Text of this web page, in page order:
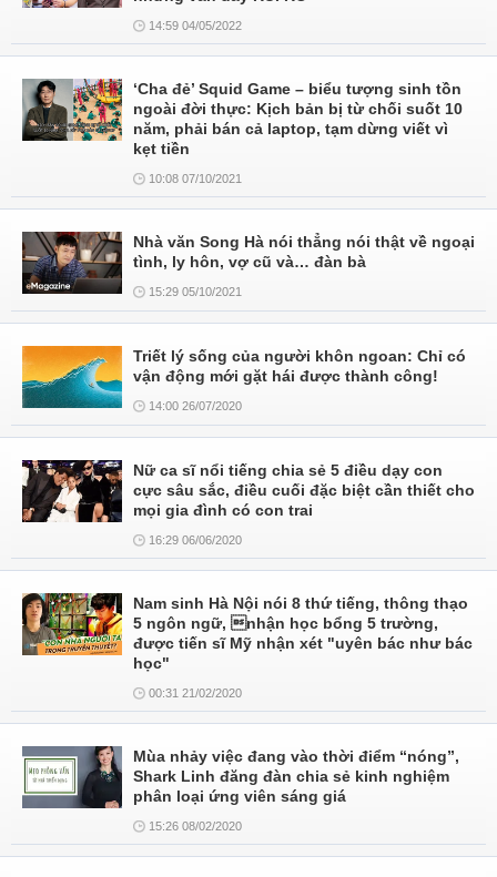
14:59 04/05/2022
‘Cha đẻ’ Squid Game – biểu tượng sinh tồn
ngoài đời thực: Kịch bản bị từ chối suốt 10
năm, phải bán cả laptop, tạm dừng viết vì
kẹt tiền
10:08 07/10/2021
Nhà văn Song Hà nói thẳng nói thật về ngoại
tình, ly hôn, vợ cũ và… đàn bà
15:29 05/10/2021
Triết lý sống của người khôn ngoan: Chỉ có
vận động mới gặt hái được thành công!
14:00 26/07/2020
Nữ ca sĩ nổi tiếng chia sẻ 5 điều dạy con
cực sâu sắc, điều cuối đặc biệt cần thiết cho
mọi gia đình có con trai
16:29 06/06/2020
Nam sinh Hà Nội nói 8 thứ tiếng, thông thạo
5 ngôn ngữ, nhận học bổng 5 trường,
được tiến sĩ Mỹ nhận xét "uyên bác như bác
học"
00:31 21/02/2020
Mùa nhảy việc đang vào thời điểm “nóng”,
Shark Linh đăng đàn chia sẻ kinh nghiệm
phân loại ứng viên sáng giá
15:26 08/02/2020